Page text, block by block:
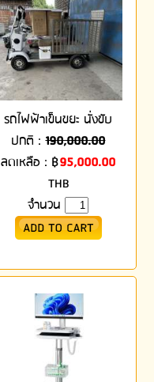
รถไฟฟ้าเข็นขยะ นั่งขับ
ปกติ :190,000.00
ลดเหลือ : ฿95,000.00
THB
จำนวน